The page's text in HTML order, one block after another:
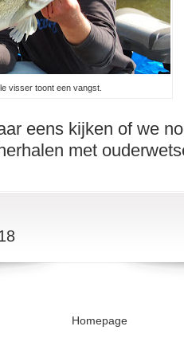
visser toont een vangst.
eens kijken of we
met
Homepage